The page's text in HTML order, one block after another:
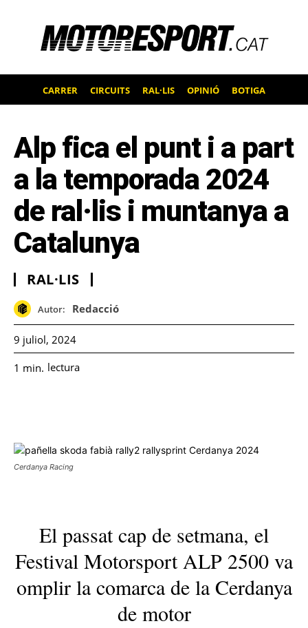
CARRER CIRCUITS RAL·LIS OPINIÓ BOTIGA
Alp fica el punt i a part
a la temporada 2024
de ral·lis i muntanya a
Catalunya
RAL·LIS
Autor: Redacció
9 juliol, 2024
1 min. lectura
Cerdanya Racing
El passat cap de setmana, el
Festival Motorsport ALP 2500 va
omplir la comarca de la Cerdanya
de motor